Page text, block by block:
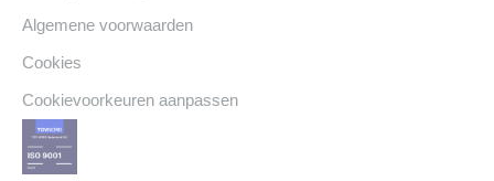
Algemene voorwaarden
Cookies
Cookievoorkeuren aanpassen